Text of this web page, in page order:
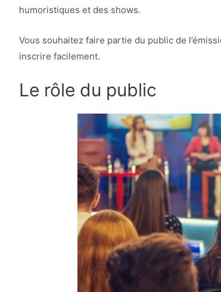
humoristiques et des shows.
Vous souhaitez faire partie du public de
inscrire facilement.
Le rôle du public